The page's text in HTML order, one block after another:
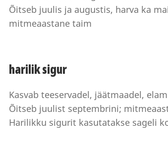
Õitseb juulis ja augustis, harva ka
mitmeaastane taim
harilik sigur
Kasvab teeservadel, jäätmaadel,
Õitseb juulist septembrini;
Harilikku sigurit kasutatakse sageli